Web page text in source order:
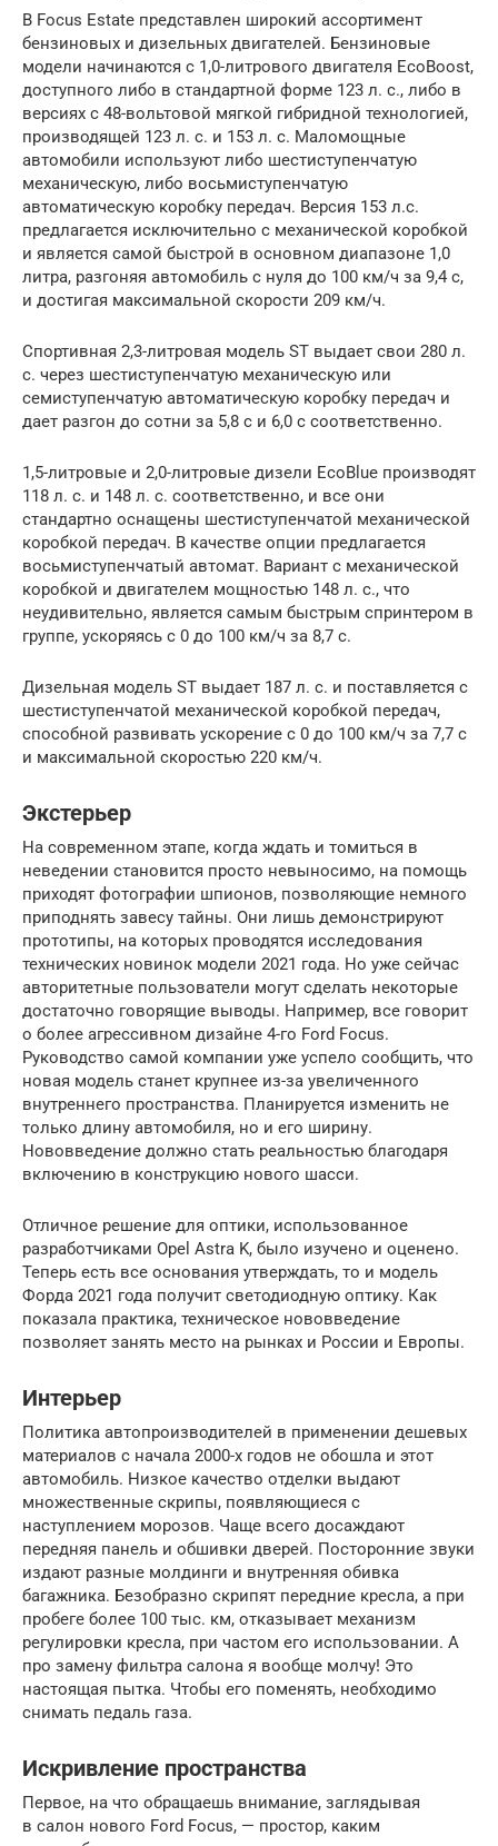
В Focus Estate представлен широкий ассортимент
бензиновых и дизельных двигателей. Бензиновые
модели начинаются с 1,0-литрового двигателя EcoBoost,
доступного либо в стандартной форме 123 л. с., либо в
версиях с 48-вольтовой мягкой гибридной технологией,
производящей 123 л. с. и 153 л. с. Маломощные
автомобили используют либо шестиступенчатую
механическую, либо восьмиступенчатую
автоматическую коробку передач. Версия 153 л.с.
предлагается исключительно с механической коробкой
и является самой быстрой в основном диапазоне 1,0
литра, разгоняя автомобиль с нуля до 100 км/ч за 9,4 с,
и достигая максимальной скорости 209 км/ч.
Спортивная 2,3-литровая модель ST выдает свои 280 л.
с. через шестиступенчатую механическую или
семиступенчатую автоматическую коробку передач и
дает разгон до сотни за 5,8 с и 6,0 с соответственно.
1,5-литровые и 2,0-литровые дизели EcoBlue производят
118 л. с. и 148 л. с. соответственно, и все они
стандартно оснащены шестиступенчатой механической
коробкой передач. В качестве опции предлагается
восьмиступенчатый автомат. Вариант с механической
коробкой и двигателем мощностью 148 л. с., что
неудивительно, является самым быстрым спринтером в
группе, ускоряясь с 0 до 100 км/ч за 8,7 с.
Дизельная модель ST выдает 187 л. с. и поставляется с
шестиступенчатой механической коробкой передач,
способной развивать ускорение с 0 до 100 км/ч за 7,7 с
и максимальной скоростью 220 км/ч.
Экстерьер
На современном этапе, когда ждать и томиться в
неведении становится просто невыносимо, на помощь
приходят фотографии шпионов, позволяющие немного
приподнять завесу тайны. Они лишь демонстрируют
прототипы, на которых проводятся исследования
технических новинок модели 2021 года. Но уже сейчас
авторитетные пользователи могут сделать некоторые
достаточно говорящие выводы. Например, все говорит
о более агрессивном дизайне 4-го Ford Focus.
Руководство самой компании уже успело сообщить, что
новая модель станет крупнее из-за увеличенного
внутреннего пространства. Планируется изменить не
только длину автомобиля, но и его ширину.
Нововведение должно стать реальностью благодаря
включению в конструкцию нового шасси.
Отличное решение для оптики, использованное
разработчиками Opel Astra K, было изучено и оценено.
Теперь есть все основания утверждать, то и модель
Форда 2021 года получит светодиодную оптику. Как
показала практика, техническое нововведение
позволяет занять место на рынках и России и Европы.
Интерьер
Политика автопроизводителей в применении дешевых
материалов с начала 2000-х годов не обошла и этот
автомобиль. Низкое качество отделки выдают
множественные скрипы, появляющиеся с
наступлением морозов. Чаще всего досаждают
передняя панель и обшивки дверей. Посторонние звуки
издают разные молдинги и внутренняя обивка
багажника. Безобразно скрипят передние кресла, а при
пробеге более 100 тыс. км, отказывает механизм
регулировки кресла, при частом его использовании. А
про замену фильтра салона я вообще молчу! Это
настоящая пытка. Чтобы его поменять, необходимо
снимать педаль газа.
Искривление пространства
Первое, на что обращаешь внимание, заглядывая
в салон нового Ford Focus, — простор, каким